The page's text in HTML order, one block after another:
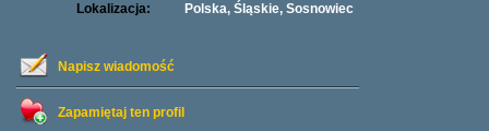
Napisz wiadomość
Zapamiętaj ten profil
Lokalizacja:
Polska, Śląskie, Sosnowiec